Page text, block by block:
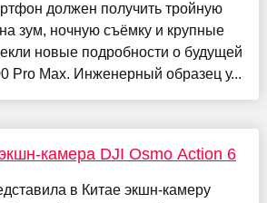
должен получить тройную
зум, ночную съёмку и крупные
новые подробности о будущей
Pro Max. Инженерный образец у...
камера DJI Osmo Action 6
в Китае экшн-камеру